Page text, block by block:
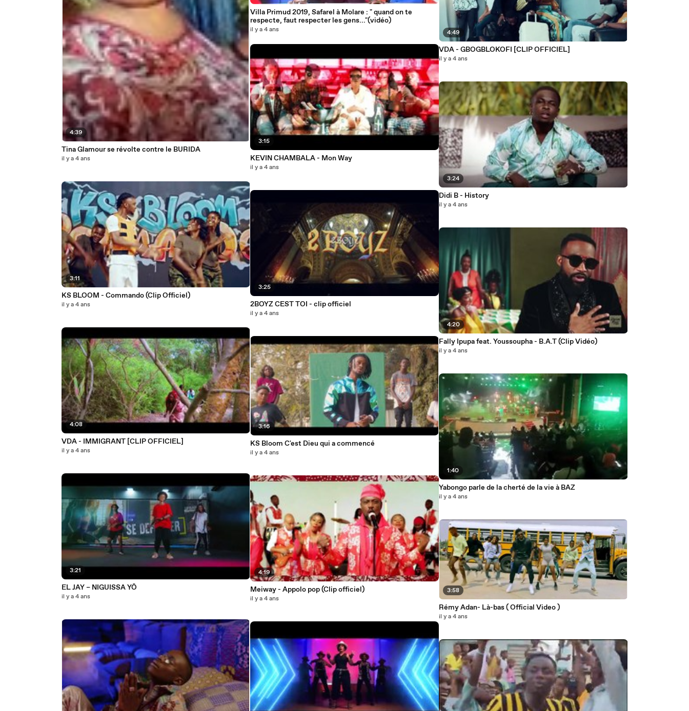
4:39
Tina Glamour se révolte contre le BURIDA
il y a 4 ans
3:11
KS BLOOM - Commando (Clip Officiel)
il y a 4 ans
4:08
VDA - IMMIGRANT [CLIP OFFICIEL]
il y a 4 ans
3:21
EL JAY – NIGUISSA YÔ
il y a 4 ans
Villa Primud 2019, Safarel à Molare : " quand on te
respecte, faut respecter les gens..."(vidéo)
il y a 4 ans
3:15
KEVIN CHAMBALA - Mon Way
il y a 4 ans
3:25
2BOYZ CEST TOI - clip officiel
il y a 4 ans
3:16
KS Bloom C'est Dieu qui a commencé
il y a 4 ans
4:19
Meiway - Appolo pop (Clip officiel)
il y a 4 ans
4:49
VDA - GBOGBLOKOFI [CLIP OFFICIEL]
il y a 4 ans
3:24
Didi B - History
il y a 4 ans
4:20
Fally Ipupa feat. Youssoupha - B.A.T (Clip Vidéo)
il y a 4 ans
1:40
Yabongo parle de la cherté de la vie à BAZ
il y a 4 ans
3:58
Rémy Adan- Là-bas ( Official Video )
il y a 4 ans